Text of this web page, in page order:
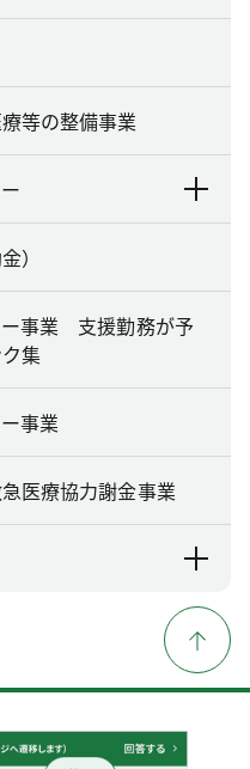
等の整備事業
）
ー事業 支援勤務が予
集
事業
医療協力謝金事業